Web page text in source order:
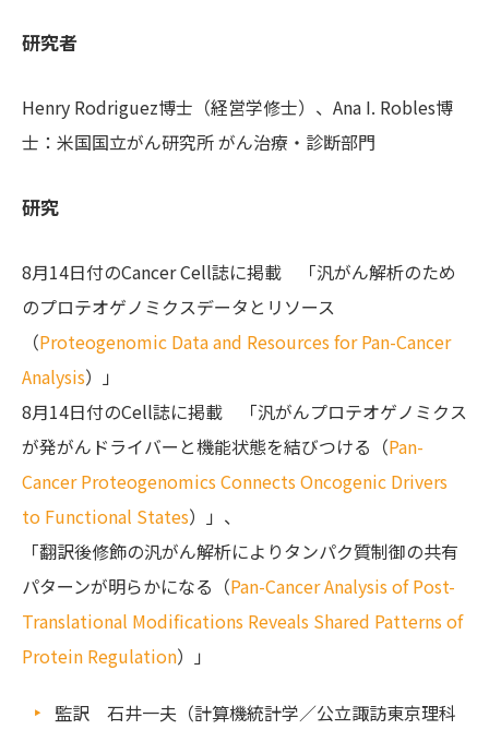
研究者
Henry Rodriguez博士（経営学修士）、Ana I. Robles博
士：米国国立がん研究所 がん治療・診断部門
研究
8月14日付のCancer Cell誌に掲載 「汎がん解析のため
のプロテオゲノミクスデータとリソース
（Proteogenomic Data and Resources for Pan-Cancer
Analysis）」
8月14日付のCell誌に掲載 「汎がんプロテオゲノミクス
が発がんドライバーと機能状態を結びつける（Pan-
Cancer Proteogenomics Connects Oncogenic Drivers
to Functional States）」、
「翻訳後修飾の汎がん解析によりタンパク質制御の共有
パターンが明らかになる（Pan-Cancer Analysis of Post-
Translational Modifications Reveals Shared Patterns of
Protein Regulation）」
監訳 石井一夫（計算機統計学／公立諏訪東京理科